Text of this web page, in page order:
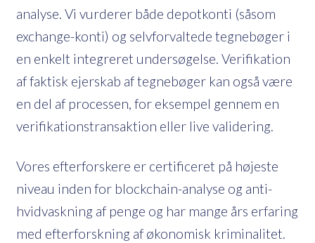
analyse. Vi vurderer både depotkonti (såsom
exchange-konti) og selvforvaltede tegnebøger i
en enkelt integreret undersøgelse. Verifikation
af faktisk ejerskab af tegnebøger kan også være
en del af processen, for eksempel gennem en
verifikationstransaktion eller live validering.
Vores efterforskere er certificeret på højeste
niveau inden for blockchain-analyse og anti-
hvidvaskning af penge og har mange års erfaring
med efterforskning af økonomisk kriminalitet.